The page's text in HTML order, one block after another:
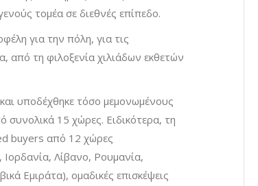
τομέα σε διεθνές επίπεδο.
για την πόλη, για τις
από τη φιλοξενία χιλιάδων εκθετών
υποδέχθηκε τόσο μεμονωμένους
συνολικά 15 χώρες. Ειδικότερα, τη
buyers από 12 χώρες
Λίβανο, Ρουμανία,
Εμιράτα), ομαδικές επισκέψεις